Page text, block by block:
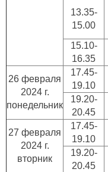
13.35-
15.00
15.10-
16.35
26 февраля
2024 г.
понедельник
17.45-
19.10
19.20-
20.45
27 февраля
2024 г.
вторник
17.45-
19.10
19.20-
20.45